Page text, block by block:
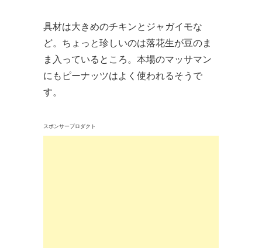
具材は大きめのチキンとジャガイモな
ど。ちょっと珍しいのは落花生が豆のま
ま入っているところ。本場のマッサマン
にもピーナッツはよく使われるそうで
す。
スポンサープロダクト